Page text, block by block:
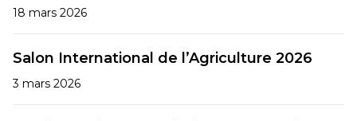
18 mars 2026
Salon International de l’Agriculture 2026
3 mars 2026